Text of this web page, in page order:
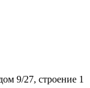
9/27, строение 1